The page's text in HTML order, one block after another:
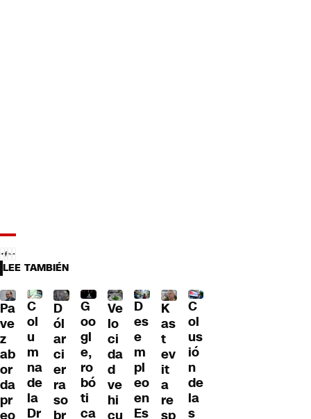
LEE TAMBIÉN
Pa
ve
z
ab
or
da
pr
eo
C
ol
u
m
na
de
la
Dr
D
ól
ar
ci
er
ra
so
br
G
oo
gl
e,
ro
bó
ti
ca
Ve
lo
ci
da
d
ve
hi
cu
D
es
e
m
pl
eo
en
Es
K
as
t
ev
it
a
re
sp
C
ol
us
ió
n
de
la
s